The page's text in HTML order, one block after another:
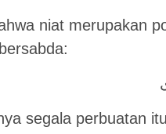
niat merupakan
segala perbuatan